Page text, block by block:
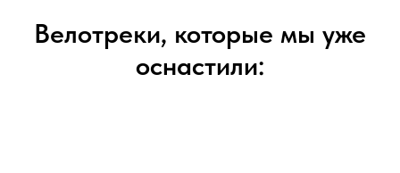
Велотреки, которые мы уже
оснастили: